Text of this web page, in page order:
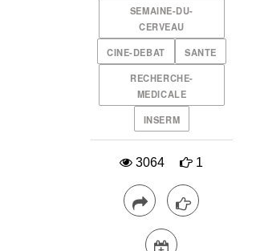
SEMAINE-DU-
CERVEAU
CINE-DEBAT SANTE
RECHERCHE-
MEDICALE
INSERM
3064 1